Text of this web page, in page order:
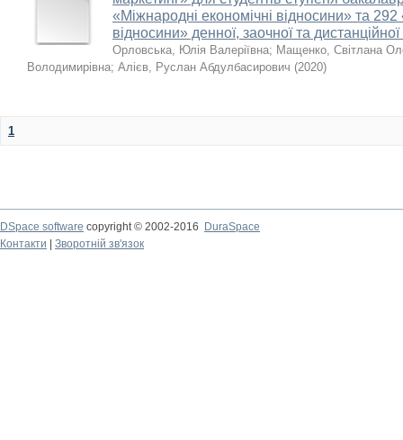
«Міжнародні економічні відносини» та
відносини» денної, заочної та
Орловська, Юлія Валеріївна; Мащенко, Світлана
Володимирівна; Алієв, Руслан Абдулбасирович (2020)
1
DSpace software copyright © 2002-2016
DuraSpace
Контакти
Зворотній зв'язок